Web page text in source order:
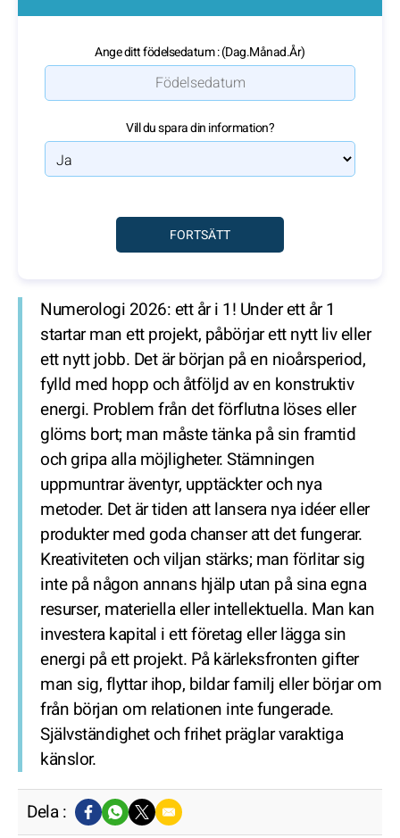
Ange ditt födelsedatum : (Dag.Månad.År)
Vill du spara din information?
Numerologi 2026: ett år i 1! Under ett år 1
startar man ett projekt, påbörjar ett nytt liv eller
ett nytt jobb. Det är början på en nioårsperiod,
fylld med hopp och åtföljd av en konstruktiv
energi. Problem från det förflutna löses eller
glöms bort; man måste tänka på sin framtid
och gripa alla möjligheter. Stämningen
uppmuntrar äventyr, upptäckter och nya
metoder. Det är tiden att lansera nya idéer eller
produkter med goda chanser att det fungerar.
Kreativiteten och viljan stärks; man förlitar sig
inte på någon annans hjälp utan på sina egna
resurser, materiella eller intellektuella. Man kan
investera kapital i ett företag eller lägga sin
energi på ett projekt. På kärleksfronten gifter
man sig, flyttar ihop, bildar familj eller börjar om
från början om relationen inte fungerade.
Självständighet och frihet präglar varaktiga
känslor.
Dela :